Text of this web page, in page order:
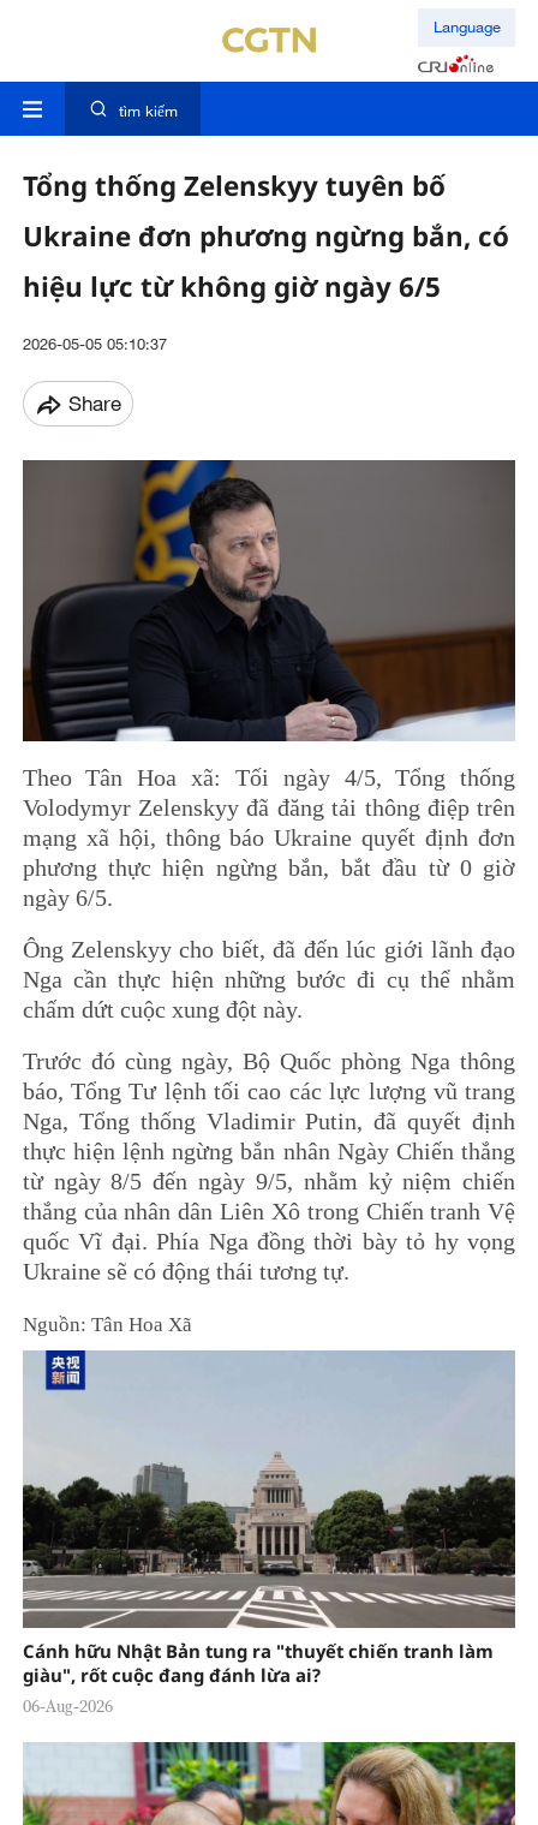
Language
tìm kiếm
Tổng thống Zelenskyy tuyên bố
Ukraine đơn phương ngừng bắn, có
hiệu lực từ không giờ ngày 6/5
2026-05-05 05:10:37
Share
Theo Tân Hoa xã: Tối ngày 4/5, Tổng thống
Volodymyr Zelenskyy đã đăng tải thông điệp trên
mạng xã hội, thông báo Ukraine quyết định đơn
phương thực hiện ngừng bắn, bắt đầu từ 0 giờ
ngày 6/5.
Ông Zelenskyy cho biết, đã đến lúc giới lãnh đạo
Nga cần thực hiện những bước đi cụ thể nhằm
chấm dứt cuộc xung đột này.
Trước đó cùng ngày, Bộ Quốc phòng Nga thông
báo, Tổng Tư lệnh tối cao các lực lượng vũ trang
Nga, Tổng thống Vladimir Putin, đã quyết định
thực hiện lệnh ngừng bắn nhân Ngày Chiến thắng
từ ngày 8/5 đến ngày 9/5, nhằm kỷ niệm chiến
thắng của nhân dân Liên Xô trong Chiến tranh Vệ
quốc Vĩ đại. Phía Nga đồng thời bày tỏ hy vọng
Ukraine sẽ có động thái tương tự.
Nguồn: Tân Hoa Xã
Cánh hữu Nhật Bản tung ra "thuyết chiến tranh làm
giàu", rốt cuộc đang đánh lừa ai?
06-Aug-2026